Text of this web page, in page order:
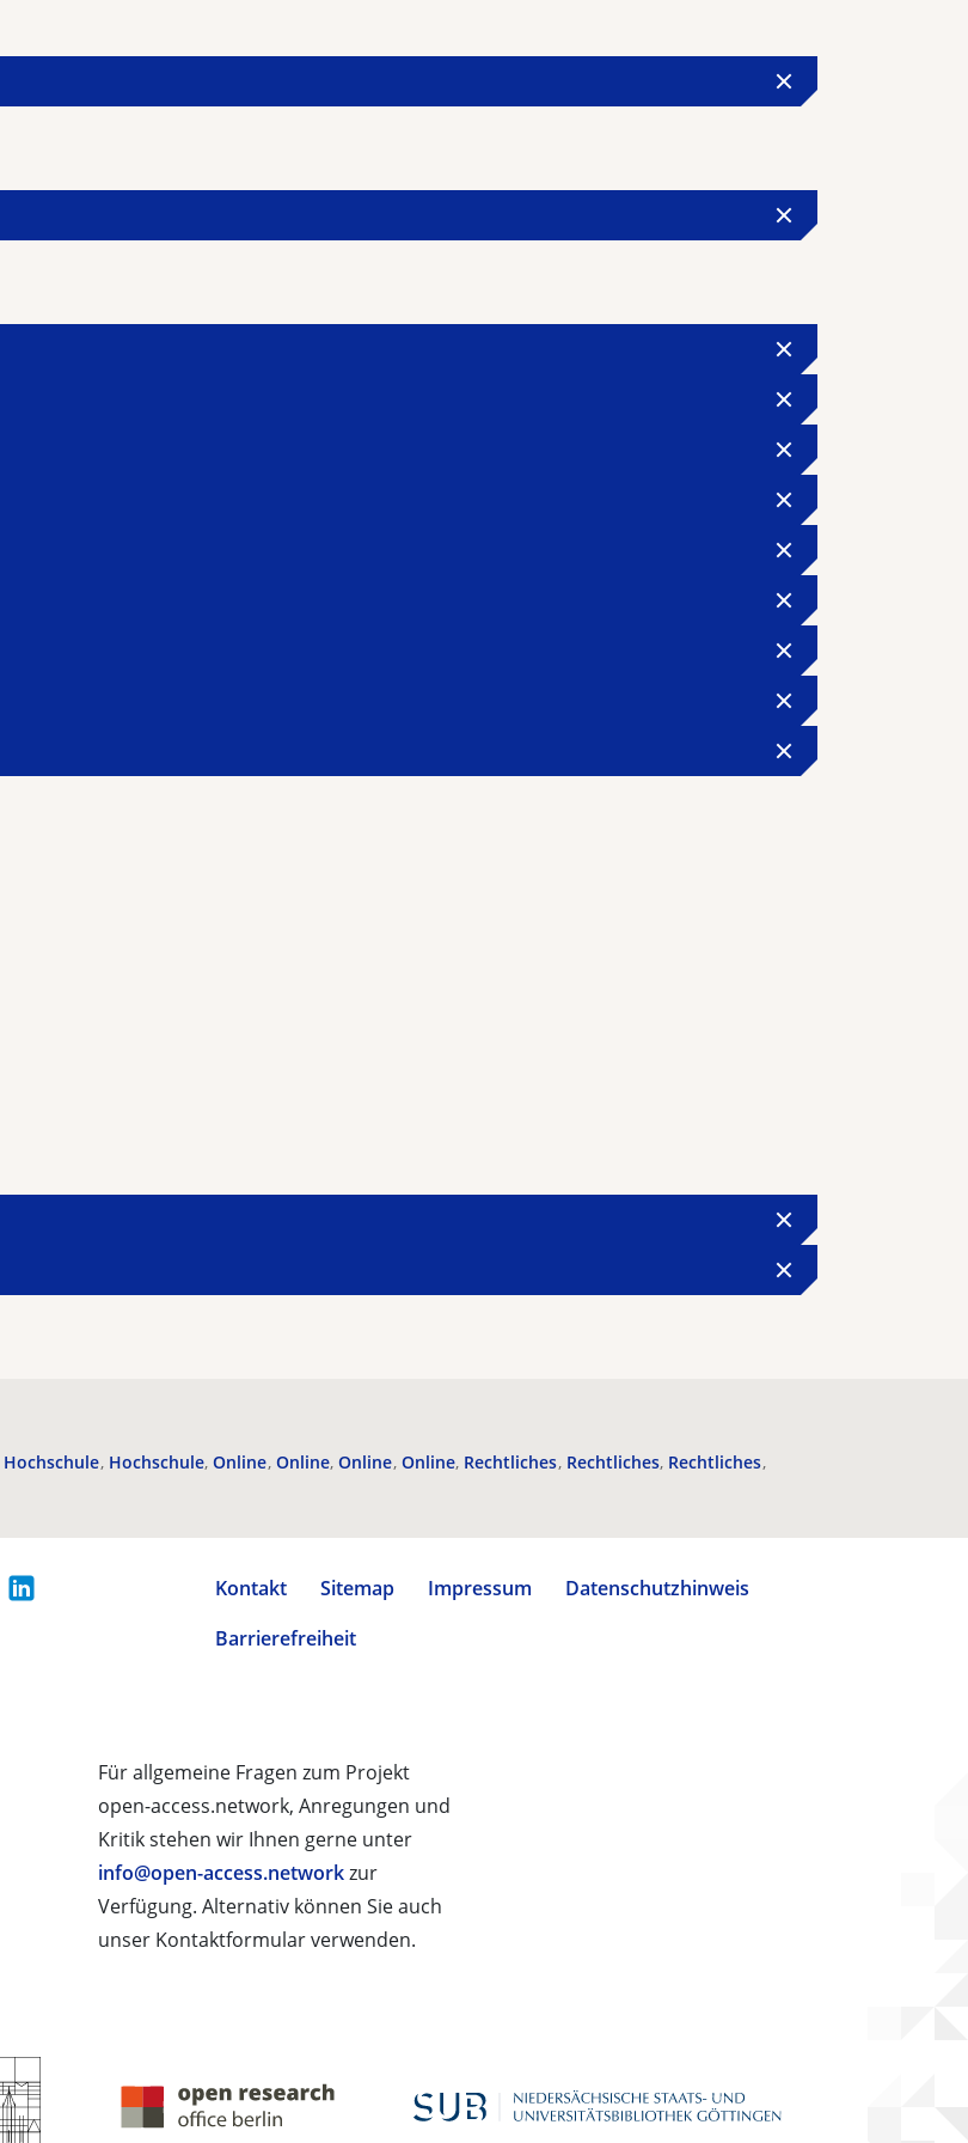
Hochschule Hochschule Online Online Online Online Rechtliches Rechtliches Rechtliches
Kontakt Sitemap Impressum
Datenschutzhinweis
Barrierefreiheit
Für allgemeine Fragen zum Projekt
open-access.network, Anregungen und
Kritik stehen wir Ihnen gerne unter
info@open-access.networkzur
Verfügung. Alternativ können Sie auch
unser Kontaktformular verwenden.